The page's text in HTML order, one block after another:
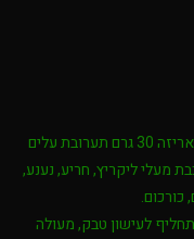
תחליף טבק מבית MIXO מיוצר בישראל מגיע באריזה 30 גרם תערובת עלים
מעלי ליקריץ, חריע, נענע,
תחליף לעישון טבק, מעולה